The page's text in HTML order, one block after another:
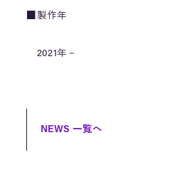
■製作年
2021年－
NEWS 一覧へ